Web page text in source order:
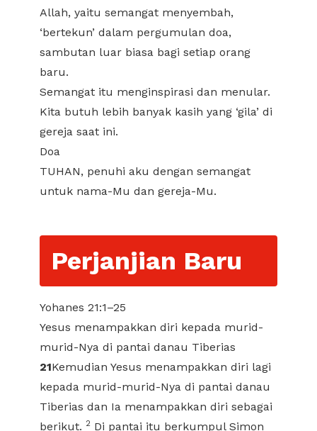
Allah, yaitu semangat menyembah,
‘bertekun’ dalam pergumulan doa,
sambutan luar biasa bagi setiap orang
baru.
Semangat itu menginspirasi dan menular.
Kita butuh lebih banyak kasih yang ‘gila’ di
gereja saat ini.
Doa
TUHAN, penuhi aku dengan semangat
untuk nama-Mu dan gereja-Mu.
Perjanjian Baru
Yohanes 21:1–25
Yesus menampakkan diri kepada murid-
murid-Nya di pantai danau Tiberias
21Kemudian Yesus menampakkan diri lagi
kepada murid-murid-Nya di pantai danau
Tiberias dan Ia menampakkan diri sebagai
berikut. 2 Di pantai itu berkumpul Simon